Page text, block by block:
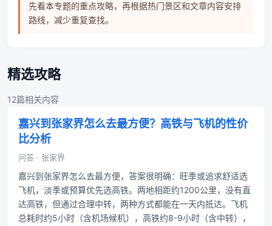
先看本专题的重点攻略，再根据热门景区和文章内容安排
路线，减少重复查找。
精选攻略
12篇相关内容
嘉兴到张家界怎么去最方便？高铁与飞机的性价
比分析
问答 · 张家界
嘉兴到张家界怎么去最方便，答案很明确：旺季或追求舒适选
飞机，淡季或预算优先选高铁。两地相距约1200公里，没有直
达高铁，但通过合理中转，两种方式都能在一天内抵达。飞机
总耗时约5小时（含机场候机），高铁约8-9小时（含中转），